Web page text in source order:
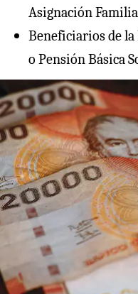
Asignación
Beneficiarios de
o Pensión Básica